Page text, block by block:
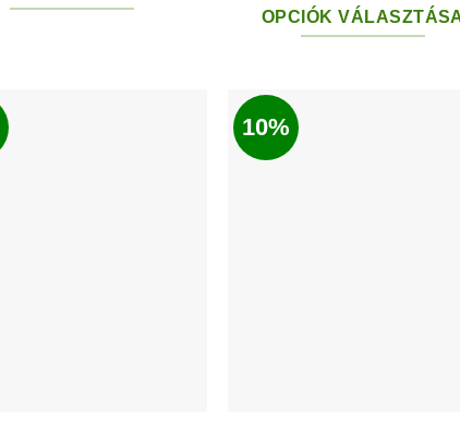
OPCIÓK
10%